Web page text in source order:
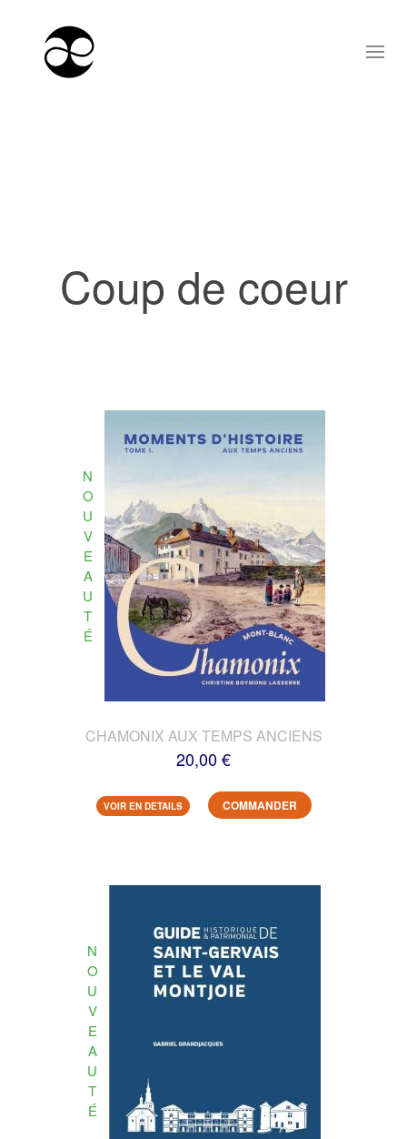
Coup de coeur
N
O
U
V
E
A
U
T
É
CHAMONIX AUX TEMPS ANCIENS
20,00 €
VOIR EN DETAILS COMMANDER
N
O
U
V
E
A
U
T
É